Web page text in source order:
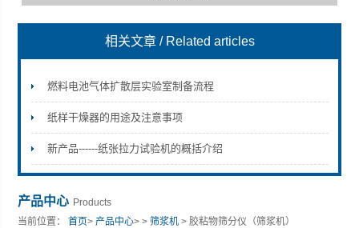
山东安尼麦特仪器有限公司
相关文章 / Related articles
燃料电池气体扩散层实验室制备流程
纸样干燥器的用途及注意事项
新产品------纸张拉力试验机的概括介绍
产品中心 Products
当前位置：首页>产品中心> >筛浆机 > 胶粘物筛分仪（筛浆机）